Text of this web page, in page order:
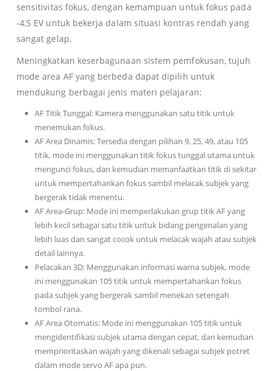
sensitivitas fokus, dengan kemampuan untuk fokus pada
-4,5 EV untuk bekerja dalam situasi kontras rendah yang
sangat gelap.
Meningkatkan keserbagunaan sistem pemfokusan, tujuh
mode area AF yang berbeda dapat dipilih untuk
mendukung berbagai jenis materi pelajaran:
AF Titik Tunggal: Kamera menggunakan satu titik untuk
menemukan fokus.
AF Area Dinamis: Tersedia dengan pilihan 9, 25, 49, atau 105
titik, mode ini menggunakan titik fokus tunggal utama untuk
mengunci fokus, dan kemudian memanfaatkan titik di sekitar
untuk mempertahankan fokus sambil melacak subjek yang
bergerak tidak menentu.
AF Area-Grup: Mode ini memperlakukan grup titik AF yang
lebih kecil sebagai satu titik untuk bidang pengenalan yang
lebih luas dan sangat cocok untuk melacak wajah atau subjek
detail lainnya.
Pelacakan 3D: Menggunakan informasi warna subjek, mode
ini menggunakan 105 titik untuk mempertahankan fokus
pada subjek yang bergerak sambil menekan setengah
tombol rana.
AF Area Otomatis: Mode ini menggunakan 105 titik untuk
mengidentifikasi subjek utama dengan cepat, dan kemudian
memprioritaskan wajah yang dikenali sebagai subjek potret
dalam mode servo AF apa pun.